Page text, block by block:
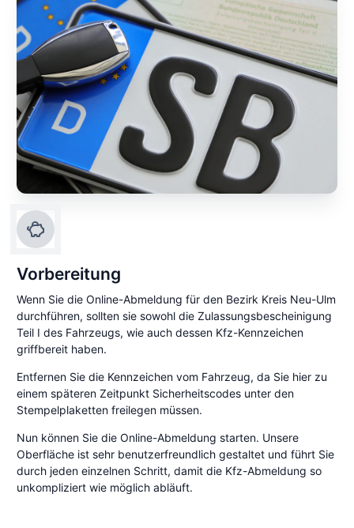
Vorbereitung
Wenn Sie die Online-Abmeldung für den Bezirk Kreis Neu-Ulm
durchführen, sollten sie sowohl die Zulassungsbescheinigung
Teil I des Fahrzeugs, wie auch dessen Kfz-Kennzeichen
griffbereit haben.
Entfernen Sie die Kennzeichen vom Fahrzeug, da Sie hier zu
einem späteren Zeitpunkt Sicherheitscodes unter den
Stempelplaketten freilegen müssen.
Nun können Sie die Online-Abmeldung starten. Unsere
Oberfläche ist sehr benutzerfreundlich gestaltet und führt Sie
durch jeden einzelnen Schritt, damit die Kfz-Abmeldung so
unkompliziert wie möglich abläuft.